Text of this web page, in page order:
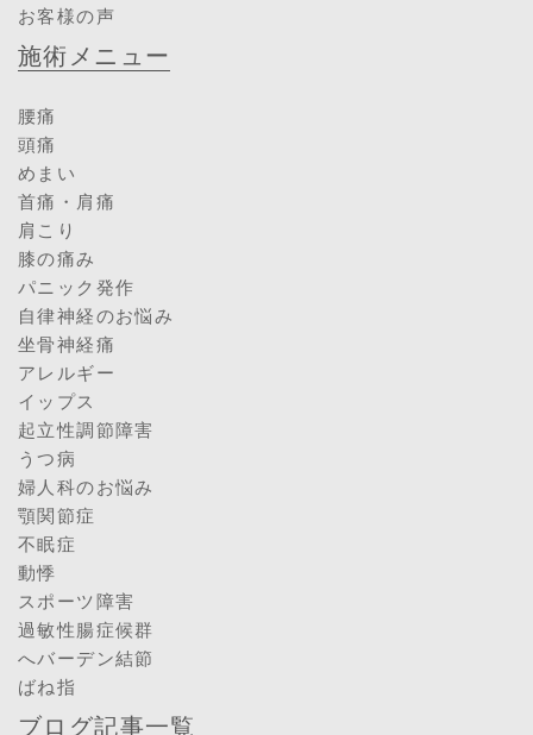
お客様の声
施術メニュー
腰痛
頭痛
めまい
首痛・肩痛
肩こり
膝の痛み
パニック発作
自律神経のお悩み
坐骨神経痛
アレルギー
イップス
起立性調節障害
うつ病
婦人科のお悩み
顎関節症
不眠症
動悸
スポーツ障害
過敏性腸症候群
へバーデン結節
ばね指
ブログ記事一覧